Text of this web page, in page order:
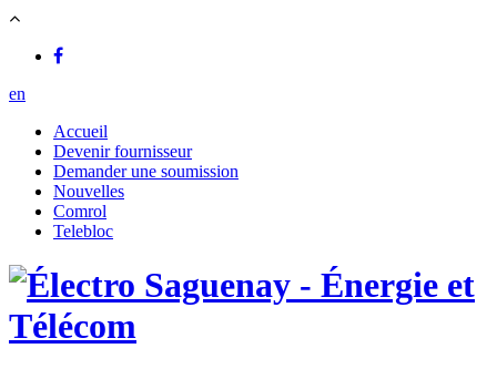
en
Accueil
Devenir fournisseur
Demander une soumission
Nouvelles
Comrol
Telebloc